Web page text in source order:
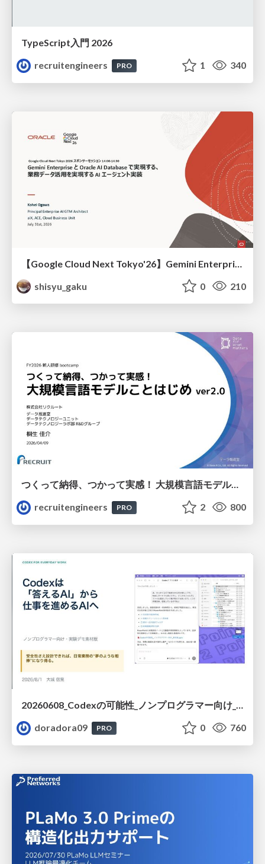
TypeScript入門 2026
recruitengineers
PRO 1 340
shisyu_gaku
0 210
つくって納得、つかって実感！ 大規模言語モデルことはじめ ver2.0
recruitengineers
PRO 2 800
20260608_Codexの可能性_ノンプログラマー向け_大城追記
doradora09
PRO 0 760